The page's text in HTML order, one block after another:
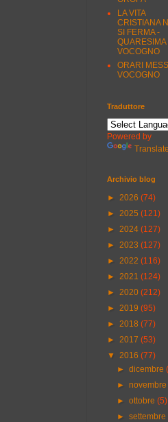
LA VITA
CRISTIANA
SI FERMA -
QUARESIMA
VOCOGNO
ORARI
VOCOGNO
Traduttore
Powered by
Translate
Archivio blog
► 2026 (74)
► 2025 (121)
► 2024 (127)
► 2023 (127)
► 2022 (116)
► 2021 (124)
► 2020 (212)
► 2019 (95)
► 2018 (77)
► 2017 (53)
▼ 2016 (77)
►dicembre
►
►ottobre(5)
►settembre